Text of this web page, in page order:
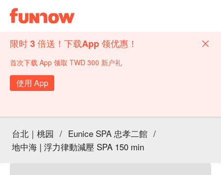
限时 3 倍送！下载App 领优惠！
首次下载 App 领取 TWD 300 新户礼
使用 App
台北｜桃园 / Eunice SPA 忠孝二館 /
地中海 | 浮力律動減壓 SPA 150 min